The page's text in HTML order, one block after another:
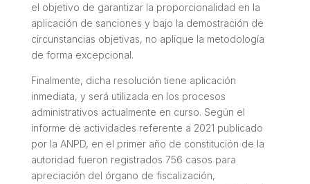
el objetivo de garantizar la proporcionalidad en la
aplicación de sanciones y bajo la demostración de
circunstancias objetivas, no aplique la metodología
de forma excepcional.
Finalmente, dicha resolución tiene aplicación
inmediata, y será utilizada en los procesos
administrativos actualmente en curso. Según el
informe de actividades referente a 2021 publicado
por la ANPD, en el primer año de constitución de la
autoridad fueron registrados 756 casos para
apreciación del órgano de fiscalización,